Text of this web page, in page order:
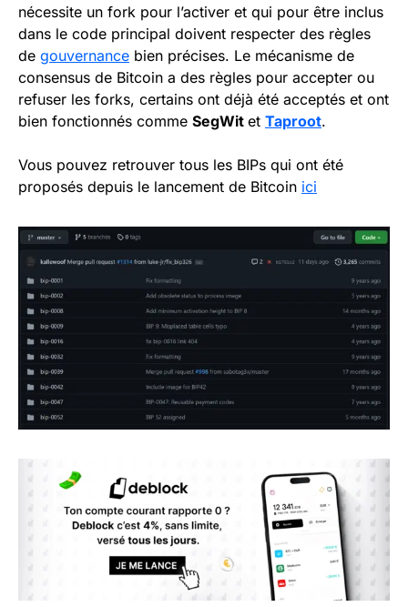
nécessite un fork pour l’activer et qui pour être inclus
dans le code principal doivent respecter des règles
de gouvernance bien précises. Le mécanisme de
consensus de Bitcoin a des règles pour accepter ou
refuser les forks, certains ont déjà été acceptés et ont
bien fonctionnés comme SegWit et Taproot.
Vous pouvez retrouver tous les BIPs qui ont été
proposés depuis le lancement de Bitcoin ici